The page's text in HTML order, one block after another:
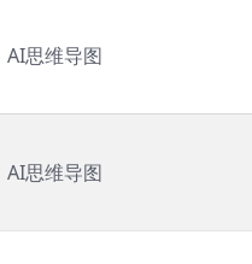
AI思维导图
AI思维导图